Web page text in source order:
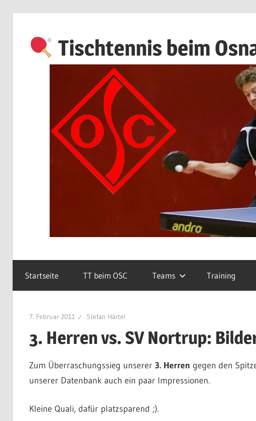
springen
Tischtennis beim
Startseite TT beim OSC Teams Training
7. Februar 2011 Stefan Härtel
3. Herren vs. SV Nortrup:
Zum Überraschungssieg unserer 3. Herren gegen den
unserer Datenbank auch ein paar Impressionen.
Kleine Quali, dafür platzsparend ;).